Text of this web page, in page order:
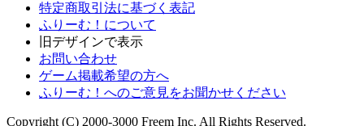
特定商取引法に基づく表記
ふりーむ！について
旧デザインで表示
お問い合わせ
ゲーム掲載希望の方へ
ふりーむ！へのご意見をお聞かせください
Copyright (C) 2000-3000 Freem Inc. All Rights Reserved.